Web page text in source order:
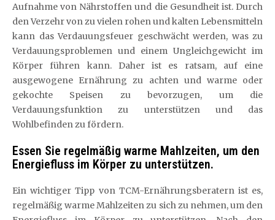
Aufnahme von Nährstoffen und die Gesundheit ist. Durch
den Verzehr von zu vielen rohen und kalten Lebensmitteln
kann das Verdauungsfeuer geschwächt werden, was zu
Verdauungsproblemen und einem Ungleichgewicht im
Körper führen kann. Daher ist es ratsam, auf eine
ausgewogene Ernährung zu achten und warme oder
gekochte Speisen zu bevorzugen, um die
Verdauungsfunktion zu unterstützen und das
Wohlbefinden zu fördern.
Essen Sie regelmäßig warme Mahlzeiten, um den
Energiefluss im Körper zu unterstützen.
Ein wichtiger Tipp von TCM-Ernährungsberatern ist es,
regelmäßig warme Mahlzeiten zu sich zu nehmen, um den